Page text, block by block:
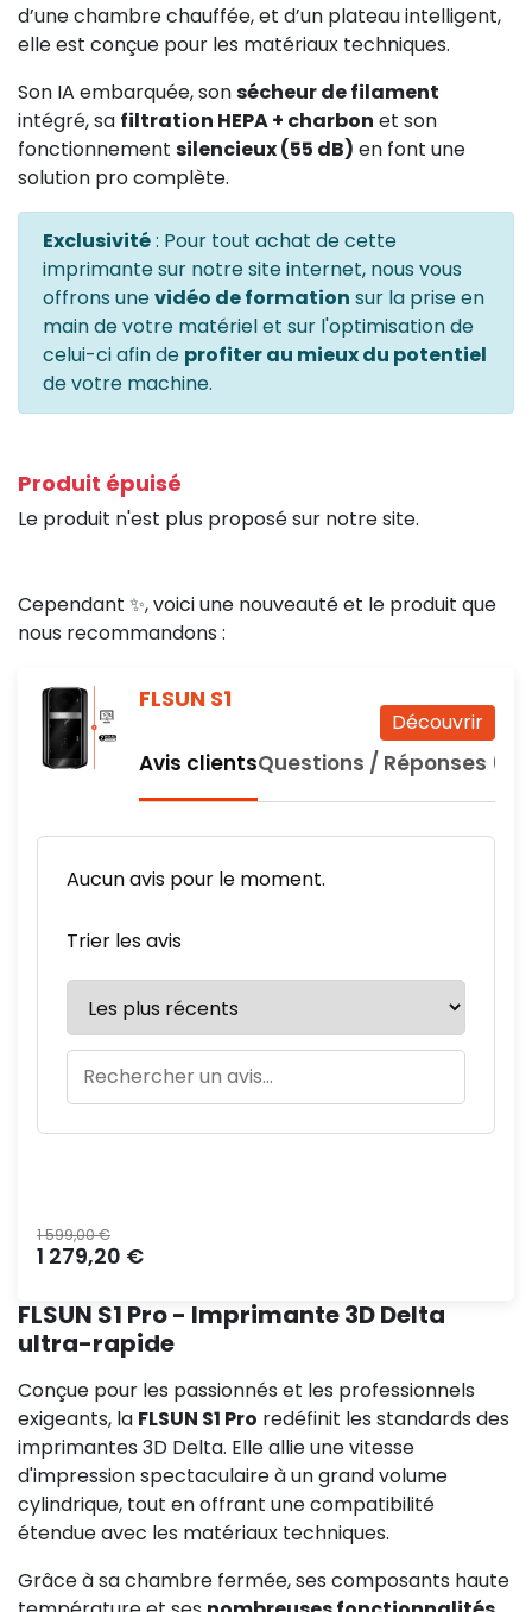
d’une chambre chauffée, et d’un plateau intelligent,
elle est conçue pour les matériaux techniques.
Son IA embarquée, sonsécheur de filament
intégré, sa filtration HEPA + charbon et son
fonctionnement silencieux (55 dB) en font une
solution pro complète.
Exclusivité: Pour tout achat de cette
imprimante sur notre site internet, nous vous
offrons unevidéo de formation sur la prise en
main de votre matériel et sur l'optimisation de
celui-ci afin de profiter au mieux du potentiel
de votre machine.
Produit épuisé
Le produit n'est plus proposé sur notre site.
Cependant ✨, voici une nouveauté et le produit que
nous recommandons :
Découvrir
FLSUN S1
Avis clientsQuestions / Réponses (0)
Aucun avis pour le moment.
Trier les avis
Prix normal
1 599,00 €
Prix
1 279,20 €
FLSUN S1 Pro - Imprimante 3D Delta
ultra-rapide
Conçue pour les passionnés et les professionnels
exigeants, la FLSUN S1 Pro redéfinit les standards des
imprimantes 3D Delta. Elle allie une vitesse
d'impression spectaculaire à un grand volume
cylindrique, tout en offrant une compatibilité
étendue avec les matériaux techniques.
Grâce à sa chambre fermée, ses composants haute